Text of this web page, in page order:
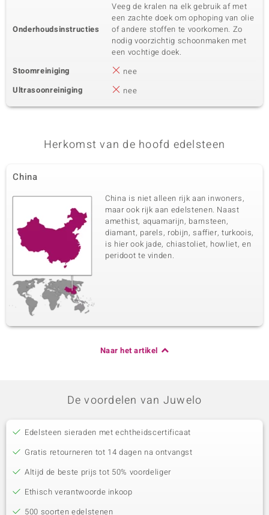
Onderhoudsinstructies
Veeg de kralen na elk gebruik af met
een zachte doek om ophoping van olie
of andere stoffen te voorkomen. Zo
nodig voorzichtig schoonmaken met
een vochtige doek.
Stoomreiniging
nee
Ultrasoonreiniging
nee
Herkomst van de hoofd edelsteen
China
China is niet alleen rijk aan inwoners,
maar ook rijk aan edelstenen. Naast
amethist, aquamarijn, barnsteen,
diamant, parels, robijn, saffier, turkoois,
is hier ook jade, chiastoliet, howliet, en
peridoot te vinden.
Naar het artikel
De voordelen van Juwelo
Edelsteen sieraden met echtheidscertificaat
Gratis retourneren tot 14 dagen na ontvangst
Altijd de beste prijs tot 50% voordeliger
Ethisch verantwoorde inkoop
500 soorten edelstenen